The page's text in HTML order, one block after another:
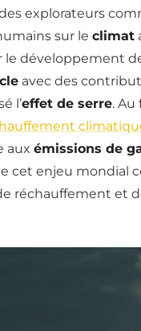
explorateurs
sur le climat
développement
avec des
l’effet de serre.
aux émissions de
cet enjeu mondial
réchauffement et